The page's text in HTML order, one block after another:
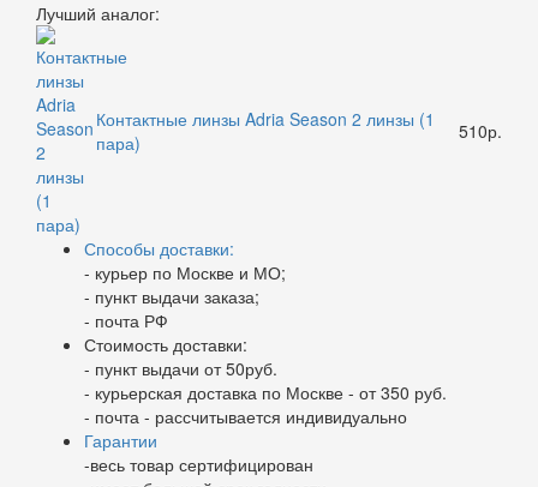
Лучший аналог:
Контактные линзы Adria Season 2 линзы (1
пара)
510р.
Способы доставки:
- курьер по Москве и МО;
- пункт выдачи заказа;
- почта РФ
Стоимость доставки:
- пункт выдачи от 50руб.
- курьерская доставка по Москве - от 350 руб.
- почта - рассчитывается индивидуально
Гарантии
-весь товар сертифицирован